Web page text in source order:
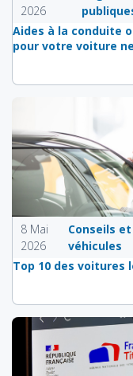
2026
Aides à la conduite
pour votre voiture
8 Mai
2026
Conseils
véhicules
Top 10 des voitures